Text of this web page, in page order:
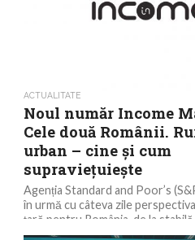
ACTUALITATE
Noul număr Income
Cele două Românii.
urban – cine și cum
supraviețuiește
Agenția Standard and Poor’s
în urmă cu câteva zile
țară pentru România, de la stabilă